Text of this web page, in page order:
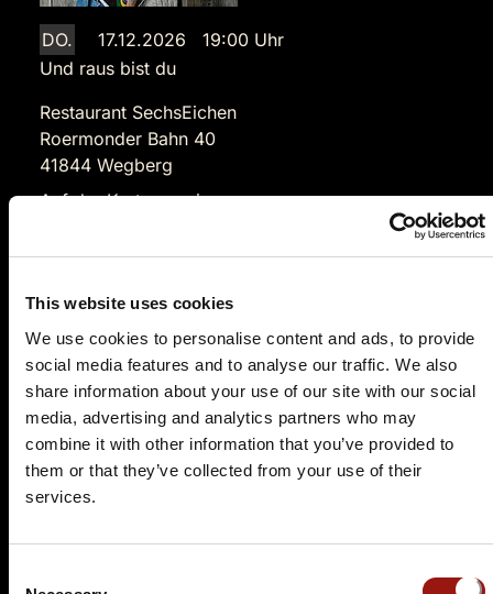
This website uses cookies
We use cookies to personalise content and ads, to provide
social media features and to analyse our traffic. We also
share information about your use of our site with our social
media, advertising and analytics partners who may
combine it with other information that you’ve provided to
them or that they’ve collected from your use of their
services.
DO.
17.12.2026 19:00 Uhr
Und raus bist du
Restaurant SechsEichen
Roermonder Bahn 40
41844 Wegberg
Auf der Karte anzeigen
Tickets kaufen
DO.
18.02.2027 19:00 Uhr